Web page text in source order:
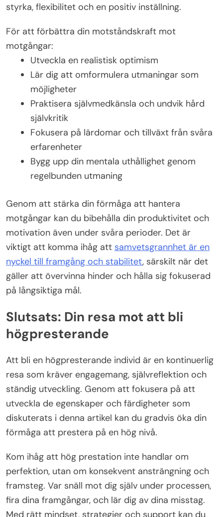
styrka, flexibilitet och en positiv inställning.
För att förbättra din motståndskraft mot
motgångar:
Utveckla en realistisk optimism
Lär dig att omformulera utmaningar som
möjligheter
Praktisera självmedkänsla och undvik hård
självkritik
Fokusera på lärdomar och tillväxt från svåra
erfarenheter
Bygg upp din mentala uthållighet genom
regelbunden utmaning
Genom att stärka din förmåga att hantera
motgångar kan du bibehålla din produktivitet och
motivation även under svåra perioder. Det är
viktigt att komma ihåg att samvetsgrannhet är en
nyckel till framgång och stabilitet, särskilt när det
gäller att övervinna hinder och hålla sig fokuserad
på långsiktiga mål.
Slutsats: Din resa mot att bli
högpresterande
Att bli en högpresterande individ är en kontinuerlig
resa som kräver engagemang, självreflektion och
ständig utveckling. Genom att fokusera på att
utveckla de egenskaper och färdigheter som
diskuterats i denna artikel kan du gradvis öka din
förmåga att prestera på en hög nivå.
Kom ihåg att hög prestation inte handlar om
perfektion, utan om konsekvent ansträngning och
framsteg. Var snäll mot dig själv under processen,
fira dina framgångar, och lär dig av dina misstag.
Med rätt mindset, strategier och support kan du